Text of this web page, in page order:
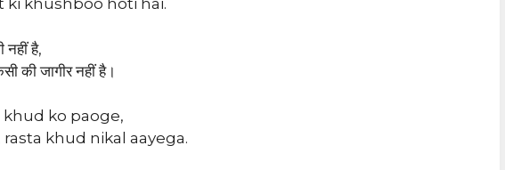
ki khushboo hoti hai.
है,
की जागीर नहीं है।
ko paoge,
khud nikal aayega.